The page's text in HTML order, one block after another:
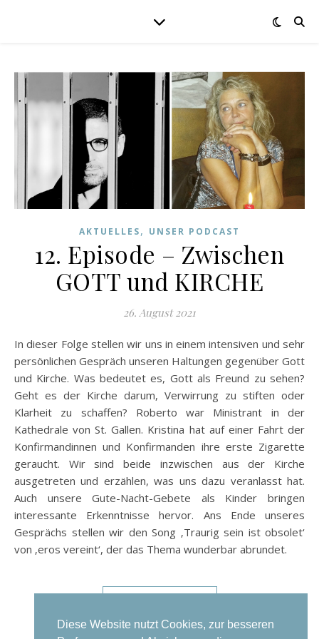
AKTUELLES, UNSER PODCAST
12. Episode – Zwischen
GOTT und KIRCHE
26. August 2021
In dieser Folge stellen wir uns in einem intensiven und sehr
persönlichen Gespräch unseren Haltungen gegenüber Gott
und Kirche. Was bedeutet es, Gott als Freund zu sehen?
Geht es der Kirche darum, Verwirrung zu stiften oder
Klarheit zu schaffen? Roberto war Ministrant in der
Kathedrale von St. Gallen. Kristina hat auf einer Fahrt der
Konfirmandinnen und Konfirmanden ihre erste Zigarette
geraucht. Wir sind beide inzwischen aus der Kirche
ausgetreten und erzählen, was uns dazu veranlasst hat.
Auch unsere Gute-Nacht-Gebete als Kinder bringen
interessante Erkenntnisse hervor. Ans Ende unseres
Gesprächs stellen wir den Song ‚Traurig sein ist obsolet‘
von ‚eros vereint‘, der das Thema wunderbar abrundet.
Diese Website nutzt Cookies, zur besseren